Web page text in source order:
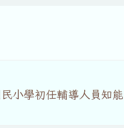
小學初任輔導人員知